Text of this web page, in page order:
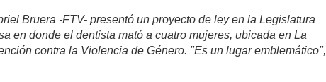
Bruera -FTV- presentó un proyecto de ley en la Legislatura
en donde el dentista mató a cuatro mujeres, ubicada en La
contra la Violencia de Género. "Es un lugar emblemático",